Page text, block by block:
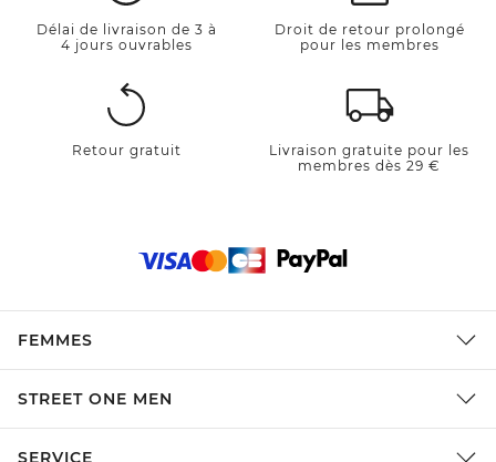
Délai de livraison de 3 à
4 jours ouvrables
Droit de retour prolongé
pour les membres
Retour gratuit
Livraison gratuite pour les
membres dès 29 €
FEMMES
STREET ONE MEN
SERVICE